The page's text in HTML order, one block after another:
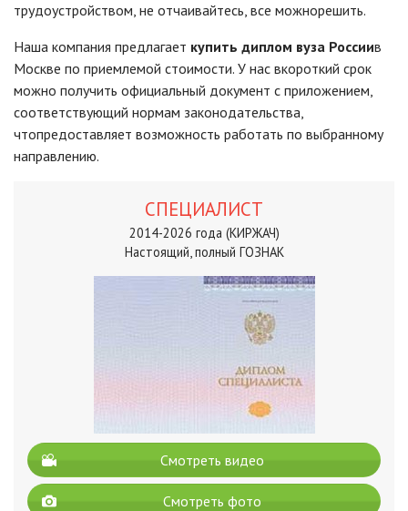
трудоустройством, не отчаивайтесь, все можнорешить.
Наша компания предлагает купить диплом вуза Россиив
Москве по приемлемой стоимости. У нас вкороткий срок
можно получить официальный документ с приложением,
соответствующий нормам законодательства,
чтопредоставляет возможность работать по выбранному
направлению.
СПЕЦИАЛИСТ
2014-2026 года (КИРЖАЧ)
Настоящий, полный ГОЗНАК
Смотреть видео
Смотреть фото